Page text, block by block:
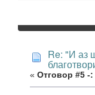
Re: "И аз
« Отговор #5 -: